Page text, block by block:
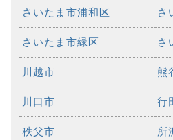
さいたま市浦和区 さ
さいたま市緑区 さ
川越市 熊
川口市 行
秩父市 所